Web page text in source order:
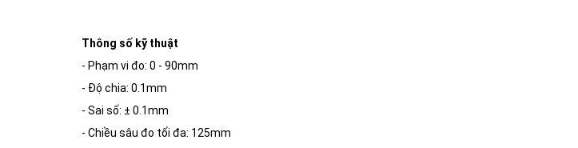
Thông số kỹ thuật
- Phạm vi đo: 0 - 90mm
- Độ chia: 0.1mm
- Sai số: ± 0.1mm
- Chiều sâu đo tối đa: 125mm